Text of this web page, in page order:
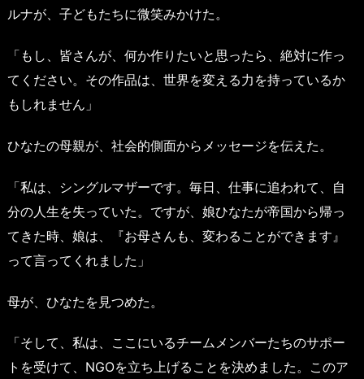
ルナが、子どもたちに微笑みかけた。
「もし、皆さんが、何か作りたいと思ったら、絶対に作っ
てください。その作品は、世界を変える力を持っているか
もしれません」
ひなたの母親が、社会的側面からメッセージを伝えた。
「私は、シングルマザーです。毎日、仕事に追われて、自
分の人生を失っていた。ですが、娘ひなたが帝国から帰っ
てきた時、娘は、『お母さんも、変わることができます』
って言ってくれました」
母が、ひなたを見つめた。
「そして、私は、ここにいるチームメンバーたちのサポー
トを受けて、NGOを立ち上げることを決めました。このア